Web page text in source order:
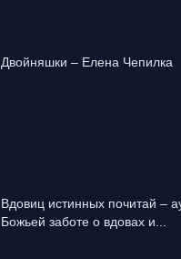
Двойняшки – Елена Чепилка
Вдовиц истинных почитай –
Божьей заботе о вдовах и...